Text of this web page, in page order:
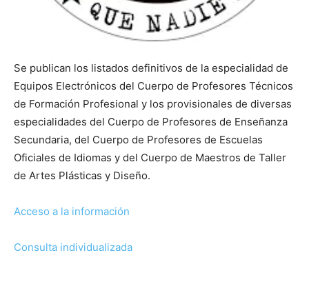
Se publican los listados definitivos de la especialidad de
Equipos Electrónicos del Cuerpo de Profesores Técnicos
de Formación Profesional y los provisionales de diversas
especialidades del Cuerpo de Profesores de Enseñanza
Secundaria, del Cuerpo de Profesores de Escuelas
Oficiales de Idiomas y del Cuerpo de Maestros de Taller
de Artes Plásticas y Diseño.
Acceso a la información
Consulta individualizada